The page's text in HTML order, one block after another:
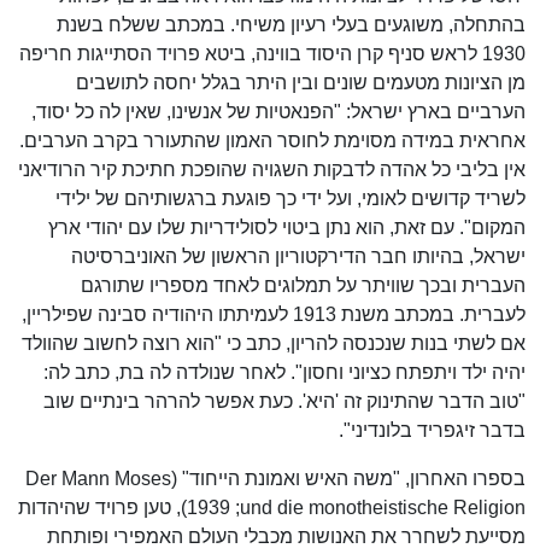
בהתחלה, משוגעים בעלי רעיון משיחי. במכתב ששלח בשנת
1930 לראש סניף קרן היסוד בווינה, ביטא פרויד הסתייגות חריפה
מן הציונות מטעמים שונים ובין היתר בגלל יחסה לתושבים
הערביים בארץ ישראל: "הפנאטיות של אנשינו, שאין לה כל יסוד,
אחראית במידה מסוימת לחוסר האמון שהתעורר בקרב הערבים.
אין בליבי כל אהדה לדבקות השגויה שהופכת חתיכת קיר הרודיאני
לשריד קדושים לאומי, ועל ידי כך פוגעת ברגשותיהם של ילידי
המקום". עם זאת, הוא נתן ביטוי לסולידריות שלו עם יהודי ארץ
ישראל, בהיותו חבר הדירקטוריון הראשון של האוניברסיטה
העברית ובכך שוויתר על תמלוגים לאחד מספריו שתורגם
לעברית. במכתב משנת 1913 לעמיתתו היהודיה סבינה שפילריין,
אם לשתי בנות שנכנסה להריון, כתב כי "הוא רוצה לחשוב שהוולד
יהיה ילד ויתפתח כציוני וחסון". לאחר שנולדה לה בת, כתב לה:
"טוב הדבר שהתינוק זה 'היא'. כעת אפשר להרהר בינתיים שוב
בדבר זיגפריד בלונדיני".
בספרו האחרון, "משה האיש ואמונת הייחוד" (Der Mann Moses
und die monotheistische Religion;‏ 1939), טען פרויד שהיהדות
מסייעת לשחרר את האנושות מכבלי העולם האמפירי ופותחת